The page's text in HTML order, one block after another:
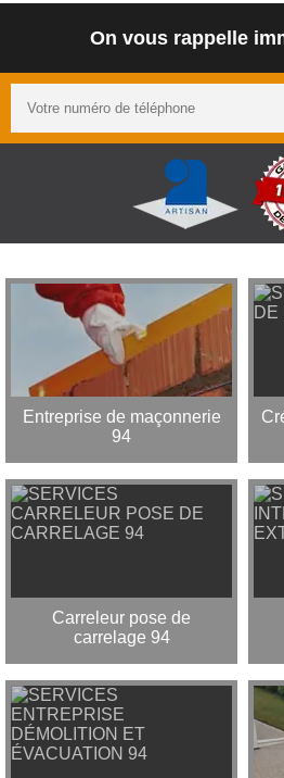
On vous rappelle
Entreprise de maçonnerie
94
Carreleur pose de
carrelage 94